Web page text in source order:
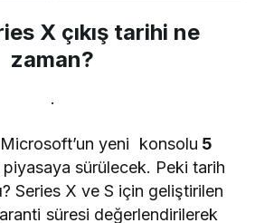
X çıkış tarihi ne
zaman?
.
yeni konsolu 5
sürülecek. Peki tarih
Series X ve S için geliştirilen
süresi değerlendirilerek